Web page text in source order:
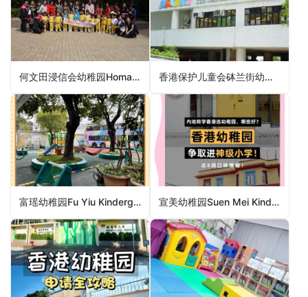
何文田浸信会幼稚园Homantin Baptist Church Kindergarten（九龙城区幼稚园） 香港保护儿童会砵兰街幼儿学校HKSPC Portland Street Nursery School（油尖旺区幼稚园）
富瑶幼稚园Fu Yiu Kindergarten（葵青区幼稚园） 宣美幼稚园Suen Mei Kindergarten（深水埗区幼稚园）